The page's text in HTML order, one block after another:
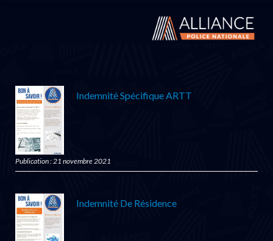
Indemnité Spécifique ARTT
Publication : 21 novembre 2021
Indemnité De Résidence